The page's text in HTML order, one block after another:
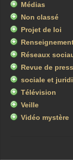
Médias
Non classé
Projet de loi
Réseaux
Revue de
sociale et
Télévision
Veille
Vidéo mystère